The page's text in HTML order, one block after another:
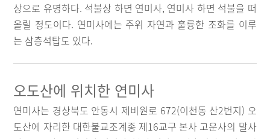
상으로 유명하다. 석불상 하면 연미사, 연미사 하면 석불을 떠
올릴 정도이다. 연미사에는 주위 자연과 훌륭한 조화를 이루
는 삼층석탑도 있다.
오도산에 위치한 연미사
연미사는 경상북도 안동시 제비원로 672(이천동 산2번지) 오
도산에 자리한 대한불교조계종 제16교구 본사 고운사의 말사